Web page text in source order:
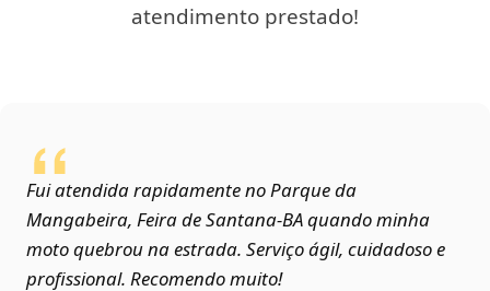
atendimento prestado!
Fui atendida rapidamente no Parque da
Mangabeira, Feira de Santana‑BA quando minha
moto quebrou na estrada. Serviço ágil, cuidadoso e
profissional. Recomendo muito!